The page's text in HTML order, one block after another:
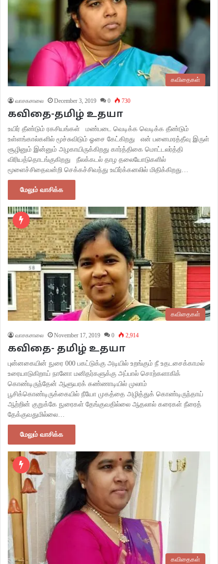
கவிதைகள்
வாசகசாலை December 3, 2019 0 730
கவிதை-தமிழ் உதயா
உயிர் தீண்டும் ரகசியங்கள் மண்படை வெடிக்க வெடிக்க தீண்டும்
உள்ளங்கால்களில் மூச்சுவிடும் ஓசை கேட்கிறது என் பனைமரத்தீவு இருள்
சூழினும் இன்னும் அழகாயிருக்கிறது கார்த்திகை மொட்டலர்த்தி
விரியத்தொடங்குகிறது நீலக்கடல் தாழ தலையோடுகளில்
மூளைச்சிதைவன்றி செக்கச்சிவந்து உயிர்க்கனலில் மிதிக்கிறது…
மேலும் வாசிக்க
கவிதைகள்
வாசகசாலை November 17, 2019 0 2,914
கவிதை- தமிழ் உதயா
புன்னகையின் நுரை 000 பகட்டுக்கு அடியில் உறங்கும் நீ உதடசைக்காமல்
உரையாடுகிறாய் நானோ மனிதர்களுக்கு அப்பால் சொற்களாகிக்
கொண்டிருந்தேன் ஆளுயரக் கண்ணாடியில் முலாம்
பூசிக்கொண்டிருக்கையில் நீயோ முகத்தை அழித்துக் கொண்டிருந்தாய்
ஆற்றின் குறுக்கே நுரைகள் தேங்குவதில்லை ஆதலால் கரைகள் நீரைத்
தேக்குவதுமில்லை…
மேலும் வாசிக்க
கவிதைகள்